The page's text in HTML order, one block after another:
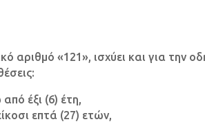
αριθμό «121», ισχύει και για την
έξι (6) έτη,
επτά (27) ετών,